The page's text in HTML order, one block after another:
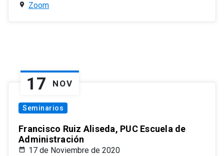
Zoom
17 NOV
Seminarios
Francisco Ruiz Aliseda, PUC Escuela de
Administración
17 de Noviembre de 2020